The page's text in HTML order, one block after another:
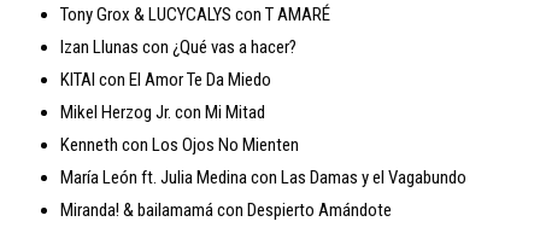
Tony Grox & LUCYCALYS con T AMARÉ
Izan Llunas con ¿Qué vas a hacer?
KITAI con El Amor Te Da Miedo
Mikel Herzog Jr. con Mi Mitad
Kenneth con Los Ojos No Mienten
María León ft. Julia Medina con Las Damas y el Vagabundo
Miranda! & bailamamá con Despierto Amándote